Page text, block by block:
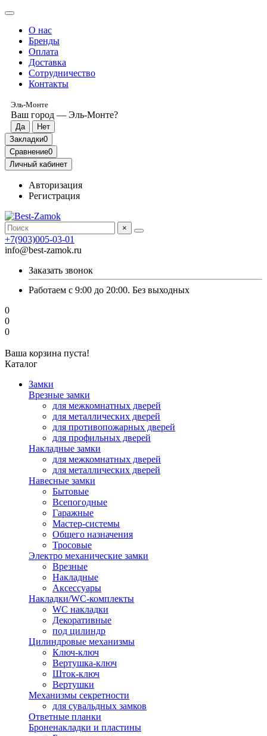
О нас
Бренды
Оплата
Доставка
Сотрудничество
Контакты
Эль-Монте
Ваш город — Эль-Монте?
Закладки0
Сравнение0
Личный кабинет
Авторизация
Регистрация
×
+7(903)005-03-01
info@best-zamok.ru
Заказать звонок
Работаем с 9:00 до 20:00. Без выходных
0
0
0
Ваша корзина пуста!
Каталог
Замки
Врезные замки
для межкомнатных дверей
для металлических дверей
для противопожарных дверей
для профильных дверей
Накладные замки
для межкомнатных дверей
для металлических дверей
Навесные замки
Бытовые
Всепогодные
Гаражные
Мастер-системы
Общего назначения
Тросовые
Электро механические замки
Врезные
Накладные
Аксессуары
Накладки/WC-комплекты
WC накладки
Декоративные
под цилиндр
Цилиндровые механизмы
Ключ-ключ
Вертушка-ключ
Шток-ключ
Вертушки
Механизмы секретности
для сувальдных замков
Ответные планки
Броненакладки и пластины